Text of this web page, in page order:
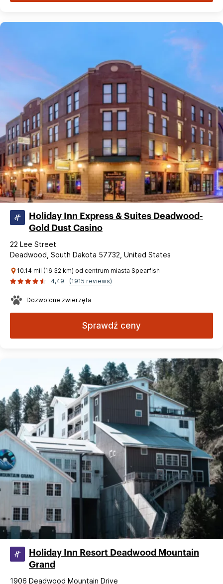
Holiday Inn Express & Suites Deadwood-
Gold Dust Casino
22 Lee Street
Deadwood, South Dakota 57732, United States
10.14 mil (16.32 km) od centrum miasta Spearfish
4,49
(1915 reviews)
Dozwolone zwierzęta
Sprawdź ceny
Holiday Inn Resort Deadwood Mountain
Grand
1906 Deadwood Mountain Drive